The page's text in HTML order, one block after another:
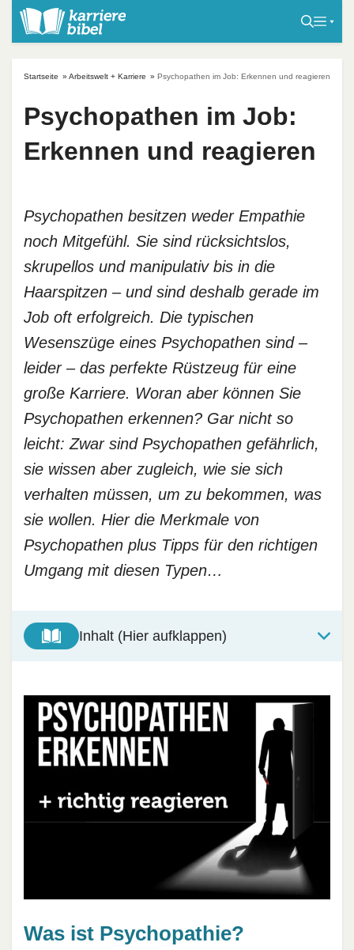
Startseite » Arbeitswelt + Karriere » Psychopathen im Job: Erkennen und reagieren
Psychopathen im Job:
Erkennen und reagieren
Psychopathen besitzen weder Empathie
noch Mitgefühl. Sie sind rücksichtslos,
skrupellos und manipulativ bis in die
Haarspitzen – und sind deshalb gerade im
Job oft erfolgreich. Die typischen
Wesenszüge eines Psychopathen sind –
leider – das perfekte Rüstzeug für eine
große Karriere. Woran aber können Sie
Psychopathen erkennen? Gar nicht so
leicht: Zwar sind Psychopathen gefährlich,
sie wissen aber zugleich, wie sie sich
verhalten müssen, um zu bekommen, was
sie wollen. Hier die Merkmale von
Psychopathen plus Tipps für den richtigen
Umgang mit diesen Typen…
Inhalt (Hier aufklappen)
Was ist Psychopathie?